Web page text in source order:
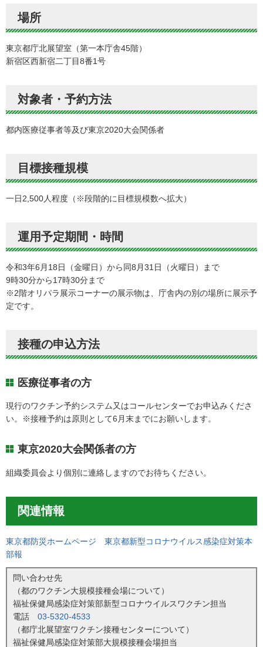
場所
東京都庁北展望室（第一本庁舎45階）
新宿区西新宿二丁目8番1号
対象者・予約方法
都内医療従事者等及び東京2020大会関係者
目標接種規模
一日2,500人程度（※段階的に目標規模数へ拡大）
運用予定期間・時間
令和3年6月18日（金曜日）から同8月31日（火曜日）まで
9時30分から17時30分まで
※2階オリパラ展示コーナーの展示物は、庁舎内の別の場所に展示予
定です。
接種の申込方法
医療従事者の方
現行のワクチン予約システム又はコールセンターでお申込みくださ
い。※接種予約は原則として6月末までにお願いします。
東京2020大会関係者の方
組織委員会より個別に連絡しますのでお待ちください。
関連情報
東京都防災ホームページ 東京都新型コロナウイルス感染症対策本
部報
問い合わせ先
（都のワクチン大規模接種会場について）
福祉保健局感染症対策部新型コロナウイルスワクチン担当
電話 03-5320-4533
（都庁北展望室ワクチン接種センターについて）
福祉保健局感染症対策部大規模接種会場担当